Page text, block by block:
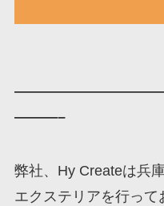
———–
弊社、Hy Createは兵
エクステリアを行って